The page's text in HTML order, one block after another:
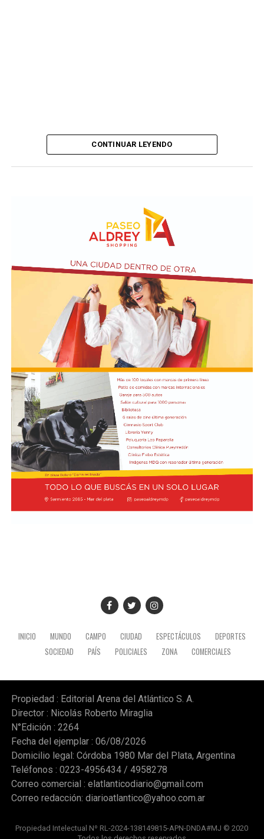
CONTINUAR LEYENDO
INICIO MUNDO CAMPO CIUDAD ESPECTÁCULOS
DEPORTES
SOCIEDAD
PAÍS POLICIALES ZONA COMERCIALES
Propiedad : Editorial Arena del Atlántico S. A.
Director : Nicolás Roberto Miraglia
N°Edición : 2264
Fecha del ejemplar : 06/08/2026
Domicilio legal: Córdoba 1980 Mar del Plata, Argentina
Teléfonos : 0223-4956434 / 4958278
Correo comercial : elatlanticodiario@gmail.com
Correo redacción: diarioatlantico@yahoo.com.ar
Propiedad Intelectual Nº RL-2024-138149815-APN-DNDA#MJ © 2020